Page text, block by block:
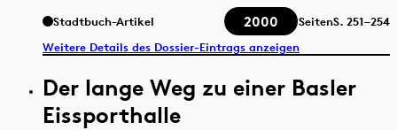
Stadtbuch-Artikel 2000 SeitenS. 251–254
Weitere Details des Dossier-Eintrags anzeigen
Der lange Weg zu einer Basler
Eissporthalle